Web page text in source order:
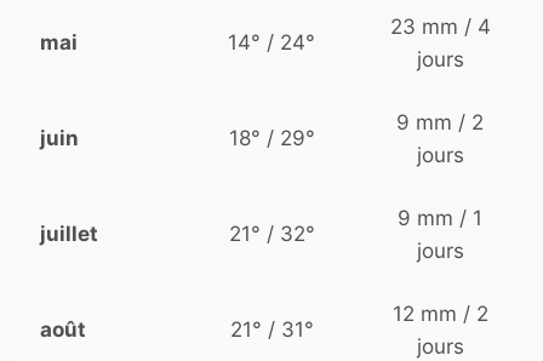
mai 14° / 24°
23 mm / 4
jours
juin 18° / 29°
9 mm / 2
jours
juillet 21° / 32°
9 mm / 1
jours
août 21° / 31°
12 mm / 2
jours